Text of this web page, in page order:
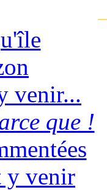
venir...
que !
y venir